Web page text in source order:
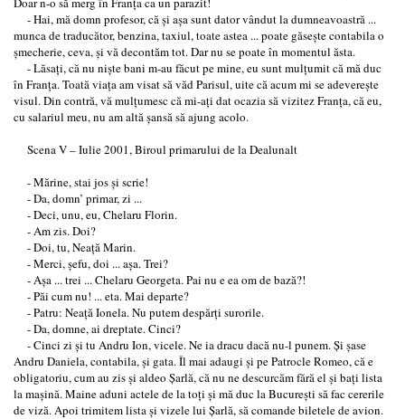
- Hai, mă domn profesor, că şi aşa sunt dator vândut la dumneavoastră ...
munca de traducător, benzina, taxiul, toate astea ... poate găseşte contabila o
şmecherie, ceva, şi vă decontăm tot. Dar nu se poate în momentul ăsta.
- Lăsaţi, că nu nişte bani m-au făcut pe mine, eu sunt mulţumit că mă duc
în Franţa. Toată viaţa am visat să văd Parisul, uite că acum mi se adevereşte
visul. Din contră, vă mulţumesc că mi-aţi dat ocazia să vizitez Franţa, că eu,
cu salariul meu, nu am altă şansă să ajung acolo.
Scena V – Iulie 2001, Biroul primarului de la Dealunalt
- Mărine, stai jos şi scrie!
- Da, domn’ primar, zi ...
- Deci, unu, eu, Chelaru Florin.
- Am zis. Doi?
- Doi, tu, Neaţă Marin.
- Merci, şefu, doi ... aşa. Trei?
- Aşa ... trei ... Chelaru Georgeta. Pai nu e ea om de bază?!
- Păi cum nu! ... eta. Mai departe?
- Patru: Neaţă Ionela. Nu putem despărţi surorile.
- Da, domne, ai dreptate. Cinci?
- Cinci zi şi tu Andru Ion, vicele. Ne ia dracu dacă nu-l punem. Şi şase
Andru Daniela, contabila, şi gata. Îl mai adaugi şi pe Patrocle Romeo, că e
obligatoriu, cum au zis şi aldeo Şarlă, că nu ne descurcăm fără el şi baţi lista
la maşină. Maine aduni actele de la toţi şi mă duc la Bucureşti să fac cererile
de viză. Apoi trimitem lista şi vizele lui Şarlă, să comande biletele de avion.